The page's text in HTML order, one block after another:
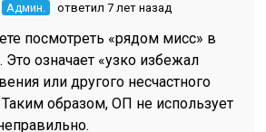
Админ. ответил 7 лет назад
посмотреть «рядом мисс» в
Это означает «узко избежал
или другого несчастного
Таким образом, ОП не использует